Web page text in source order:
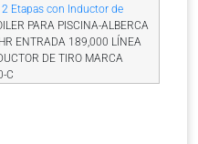
2 Etapas con Inductor de
PARA PISCINA-ALBERCA
ENTRADA 189,000 LÍNEA
DE TIRO MARCA
C